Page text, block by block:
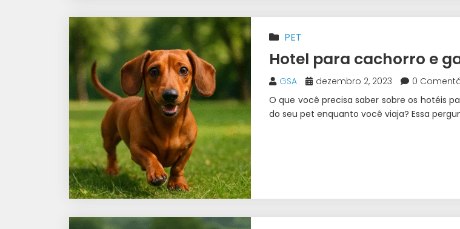
PET
Hotel para cachorro e
GSA dezembro 2, 2023 0
O que você precisa saber sobre os hotéis
do seu pet enquanto você viaja? Essa